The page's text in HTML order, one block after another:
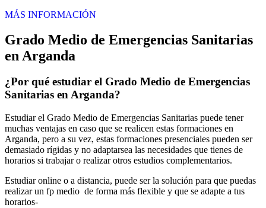
MÁS INFORMACIÓN
Grado Medio de Emergencias Sanitarias
en Arganda
¿Por qué estudiar el Grado Medio de Emergencias
Sanitarias en Arganda?
Estudiar el Grado Medio de Emergencias Sanitarias puede tener
muchas ventajas en caso que se realicen estas formaciones en
Arganda, pero a su vez, estas formaciones presenciales pueden ser
demasiado rígidas y no adaptarsea las necesidades que tienes de
horarios si trabajar o realizar otros estudios complementarios.
Estudiar online o a distancia, puede ser la solución para que puedas
realizar un fp medio de forma más flexible y que se adapte a tus
horarios-